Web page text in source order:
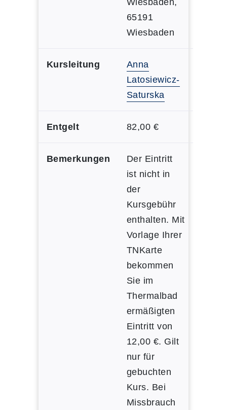
65191
Wiesbaden
Kursleitung
Anna
Latosiewicz-
Saturska
Entgelt 82,00 €
Bemerkungen
Der Eintritt
ist nicht in
der
Kursgebühr
enthalten. Mit
Vorlage Ihrer
TNKarte
bekommen
Sie im
Thermalbad
ermäßigten
Eintritt von
12,00 €. Gilt
nur für
gebuchten
Kurs. Bei
Missbrauch